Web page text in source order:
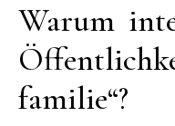
Warum
familie“?